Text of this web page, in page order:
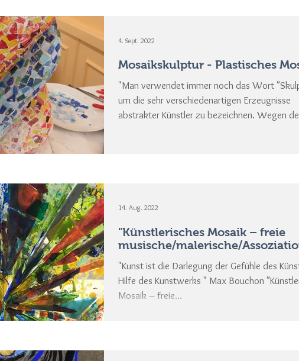
Mosaikskulptur - Plastisches
"Man verwendet immer noch das Wort
um die sehr verschiedenartigen Erzeugnisse
abstrakter Künstler zu bezeichnen. Wegen
4. Sept. 2022
"Künstlerisches Mosaik – freie
musische/malerische/
"Kunst ist die Darlegung der Gefühle des
Hilfe des Kunstwerks " Max Bouchon
Mosaik – freie...
14. Aug. 2022